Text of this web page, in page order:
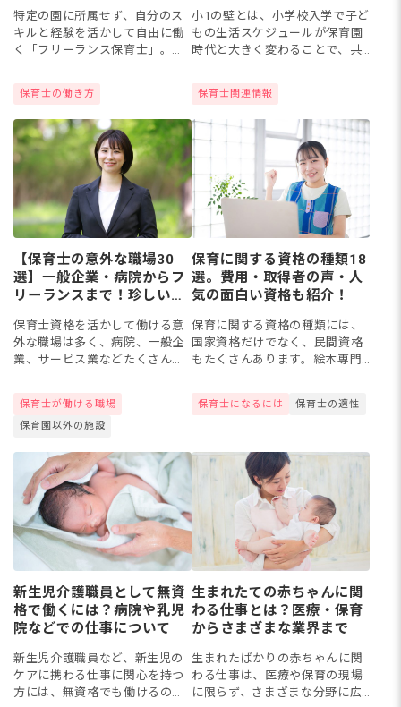
特定の園に所属せず、自分のス
キルと経験を活かして自由に働
く「フリーランス保育士」。保
いワークスタイルです。 今回
は、フリーランス保育士の代表
的な...
保育士の働き方
小1の壁とは、小学校入学で子ど
もの生活スケジュールが保育園
時代と大きく変わることで、共
す。本記事では、壁の原因にな
る保育園と学童との違いや先輩
保育士関連情報
【保育士の意外な職場30
選】一般企業・病院からフ
リーランスまで！珍しい求
保育士資格を活かして働ける意
外な職場は多く、病院、一般企
業、サービス業などたくさんあ
院内保育」から異業種の「フォ
トスタジオ」「保育園運営本
保育士が働ける職場
保育園以外の施設
保育に関する資格の種類18
選。費用・取得者の声・人
気の面白い資格も紹介！
保育に関する資格の種類には、
国家資格だけでなく、民間資格
もたくさんあります。絵本専門
ど、子どもとの関わりに活かせ
保育士になるには 保育士の適性
新生児介護職員として無資
格で働くには？病院や乳児
院などでの仕事について
新生児介護職員など、新生児の
ケアに携わる仕事に関心を持つ
方には、無資格でも働けるのか
生まれたての赤ちゃんに関
わる仕事とは？医療・保育
からさまざまな業界まで
生まれたばかりの赤ちゃんに関
わる仕事は、医療や保育の現場
に限らず、さまざまな分野に広